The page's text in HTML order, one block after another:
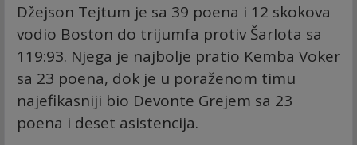
Džejson Tejtum je sa 39 poena i 12 skokova
vodio Boston do trijumfa protiv Šarlota sa
119:93. Njega je najbolje pratio Kemba Voker
sa 23 poena, dok je u poraženom timu
najefikasniji bio Devonte Grejem sa 23
poena i deset asistencija.